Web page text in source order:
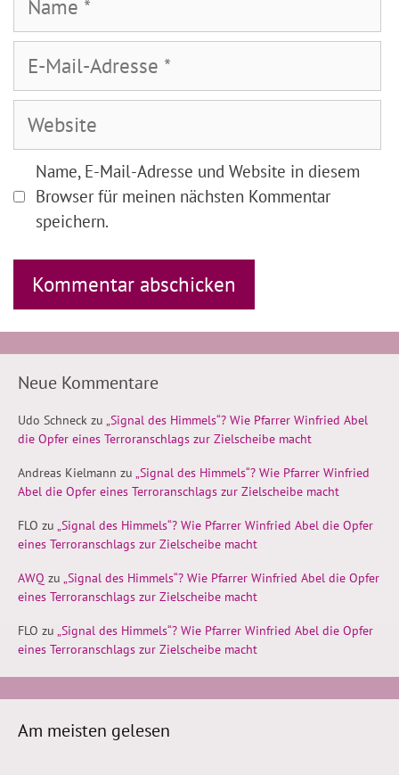
Mail-
Adresse
Name, E-Mail-Adresse und Website in diesem
Browser für meinen nächsten Kommentar
speichern.
Neue Kommentare
Udo Schneck zu „Signal des Himmels“? Wie Pfarrer Winfried Abel
die Opfer eines Terroranschlags zur Zielscheibe macht
Andreas Kielmann zu „Signal des Himmels“? Wie Pfarrer Winfried
Abel die Opfer eines Terroranschlags zur Zielscheibe macht
FLO zu „Signal des Himmels“? Wie Pfarrer Winfried Abel die Opfer
eines Terroranschlags zur Zielscheibe macht
AWQ zu „Signal des Himmels“? Wie Pfarrer Winfried Abel die Opfer
eines Terroranschlags zur Zielscheibe macht
FLO zu „Signal des Himmels“? Wie Pfarrer Winfried Abel die Opfer
eines Terroranschlags zur Zielscheibe macht
Am meisten gelesen